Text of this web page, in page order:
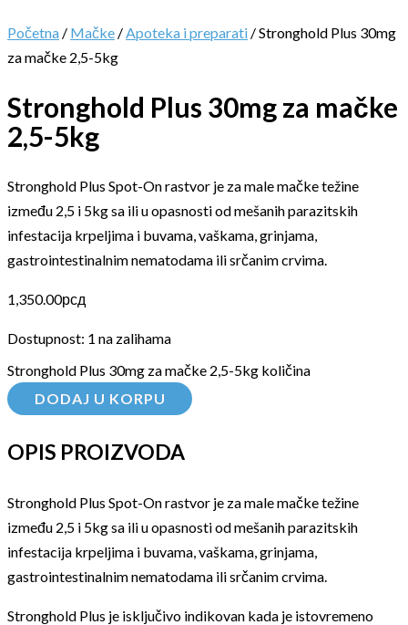
Početna / Mačke /Apoteka i preparati / Stronghold Plus 30mg
za mačke 2,5-5kg
Stronghold Plus 30mg za mačke
2,5-5kg
Stronghold Plus Spot-On rastvor je za male mačke težine
između 2,5 i 5kg sa ili u opasnosti od mešanih parazitskih
infestacija krpeljima i buvama, vaškama, grinjama,
gastrointestinalnim nematodama ili srčanim crvima.
1,350.00рсд
Dostupnost: 1 na zalihama
Stronghold Plus 30mg za mačke 2,5-5kg količina
DODAJ U KORPU
OPIS PROIZVODA
Stronghold Plus Spot-On rastvor je za male mačke težine
između 2,5 i 5kg sa ili u opasnosti od mešanih parazitskih
infestacija krpeljima i buvama, vaškama, grinjama,
gastrointestinalnim nematodama ili srčanim crvima.
Stronghold Plus je isključivo indikovan kada je istovremeno